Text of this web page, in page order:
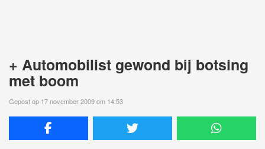
+ Automobilist gewond bij botsing
met boom
Gepost op 17 november 2009 om 14:53